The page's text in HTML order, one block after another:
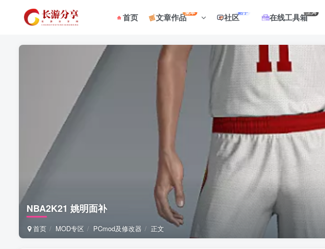
首页 文章作品菜单 社区帖子 在线工具箱工具
NBA2K21 姚明面补
首页 MOD专区 PCmod及修改器 正文
登录
没有账号？立即注册